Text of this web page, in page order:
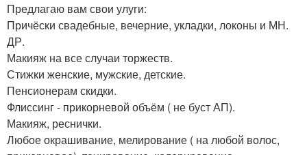
Предлагаю вам свои улуги:
Причёски свадебные, вечерние, укладки, локоны и МН.
ДР.
Макияж на все случаи торжеств.
Стижки женские, мужские, детские.
Пенсионерам скидки.
Флиссинг - прикорневой объём ( не буст АП).
Макияж, реснички.
Любое окрашивание, мелирование ( на любой волос,